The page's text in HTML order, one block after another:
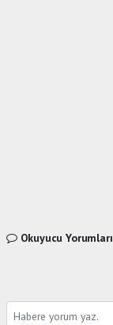
Okuyucu Yorumları